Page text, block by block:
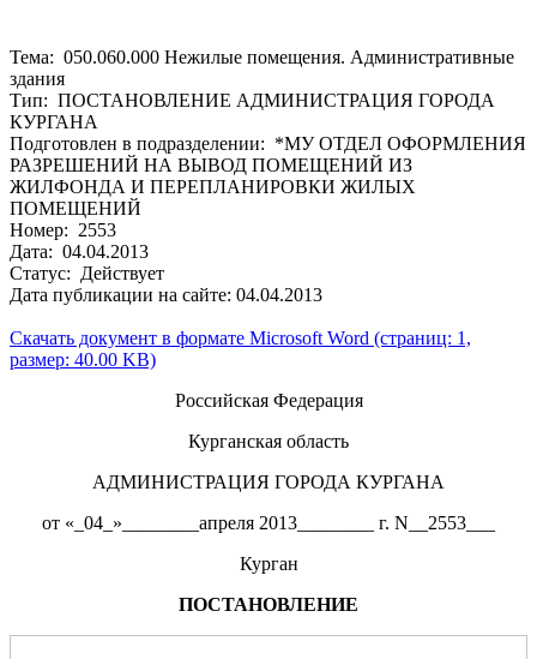
Тема: 050.060.000 Нежилые помещения. Административные
здания
Тип: ПОСТАНОВЛЕНИЕ АДМИНИСТРАЦИЯ ГОРОДА
КУРГАНА
Подготовлен в подразделении: *МУ ОТДЕЛ ОФОРМЛЕНИЯ
РАЗРЕШЕНИЙ НА ВЫВОД ПОМЕЩЕНИЙ ИЗ
ЖИЛФОНДА И ПЕРЕПЛАНИРОВКИ ЖИЛЫХ
ПОМЕЩЕНИЙ
Номер: 2553
Дата: 04.04.2013
Статус: Действует
Дата публикации на сайте: 04.04.2013
Скачать документ в формате Microsoft Word (страниц: 1,
размер: 40.00 KB)
Российская Федерация
Курганская область
АДМИНИСТРАЦИЯ ГОРОДА КУРГАНА
от «_04_»________апреля 2013________ г. N__2553___
Курган
ПОСТАНОВЛЕНИЕ